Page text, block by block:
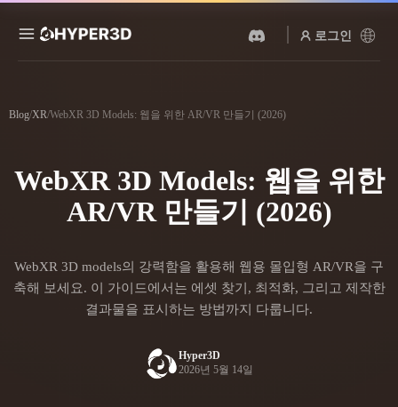
로그인
Rodin ChatAvatar
기능
사진을 업로드하면 3D 오브
젝트를 바로 받아보세요.
텍스트를 3D로
텍스트 프롬프트를 3D 오브
젝트로 — 즉시 변환.
영상을 만드세요.
비주얼을 생성하세요.
API
요금
리소스
커뮤니티
연구
Blog/XR/WebXR 3D Models: 웹을 위한 AR/VR 만들기 (2026)
WebXR 3D Models: 웹을 위한
AR/VR 만들기 (2026)
WebXR 3D models의 강력함을 활용해 웹용 몰입형 AR/VR을 구
축해 보세요. 이 가이드에서는 에셋 찾기, 최적화, 그리고 제작한
결과물을 표시하는 방법까지 다룹니다.
Hyper3D
2026년 5월 14일